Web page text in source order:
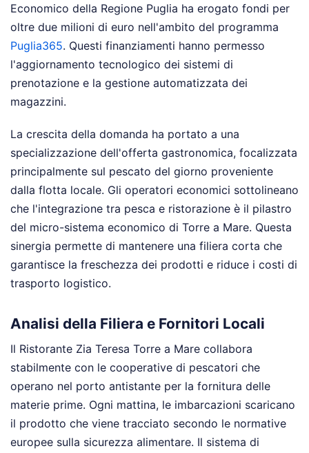
Economico della Regione Puglia ha erogato fondi per
oltre due milioni di euro nell'ambito del programma
Puglia365. Questi finanziamenti hanno permesso
l'aggiornamento tecnologico dei sistemi di
prenotazione e la gestione automatizzata dei
magazzini.
La crescita della domanda ha portato a una
specializzazione dell'offerta gastronomica, focalizzata
principalmente sul pescato del giorno proveniente
dalla flotta locale. Gli operatori economici sottolineano
che l'integrazione tra pesca e ristorazione è il pilastro
del micro-sistema economico di Torre a Mare. Questa
sinergia permette di mantenere una filiera corta che
garantisce la freschezza dei prodotti e riduce i costi di
trasporto logistico.
Analisi della Filiera e Fornitori Locali
Il Ristorante Zia Teresa Torre a Mare collabora
stabilmente con le cooperative di pescatori che
operano nel porto antistante per la fornitura delle
materie prime. Ogni mattina, le imbarcazioni scaricano
il prodotto che viene tracciato secondo le normative
europee sulla sicurezza alimentare. Il sistema di